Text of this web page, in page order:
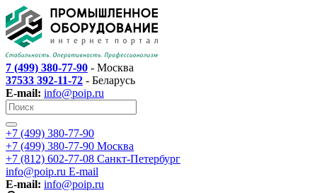
7 (499) 380-77-90 - Москва
37533 392-11-72 - Беларусь
E-mail: info@poip.ru
+7 (499) 380-77-90
+7 (499) 380-77-90 Москва
+7 (812) 602-77-08 Санкт-Петербург
info@poip.ru E-mail
E-mail: info@poip.ru